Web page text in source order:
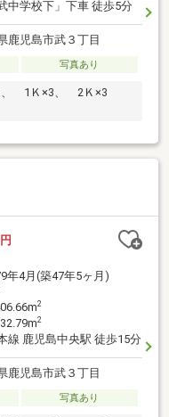
中学校下」下車 徒歩5分
鹿児島市武３丁目
写真あり
、 1Ｋ×3、 2Ｋ×3
年4月(築47年5ヶ月)
2
2
線 鹿児島中央駅 徒歩15分
鹿児島市武３丁目
写真あり